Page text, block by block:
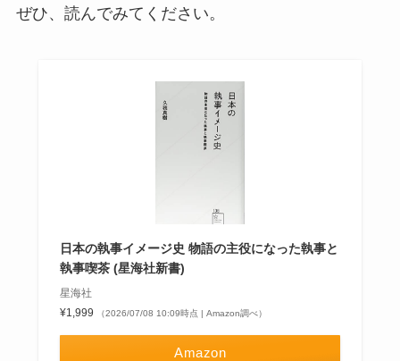
ぜひ、読んでみてください。
日本の執事イメージ史 物語の主役になった執事と
執事喫茶 (星海社新書)
星海社
¥1,999
（2026/07/08 10:09時点 | Amazon調べ）
Amazon